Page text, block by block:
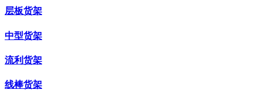
层板货架
中型货架
流利货架
线棒货架